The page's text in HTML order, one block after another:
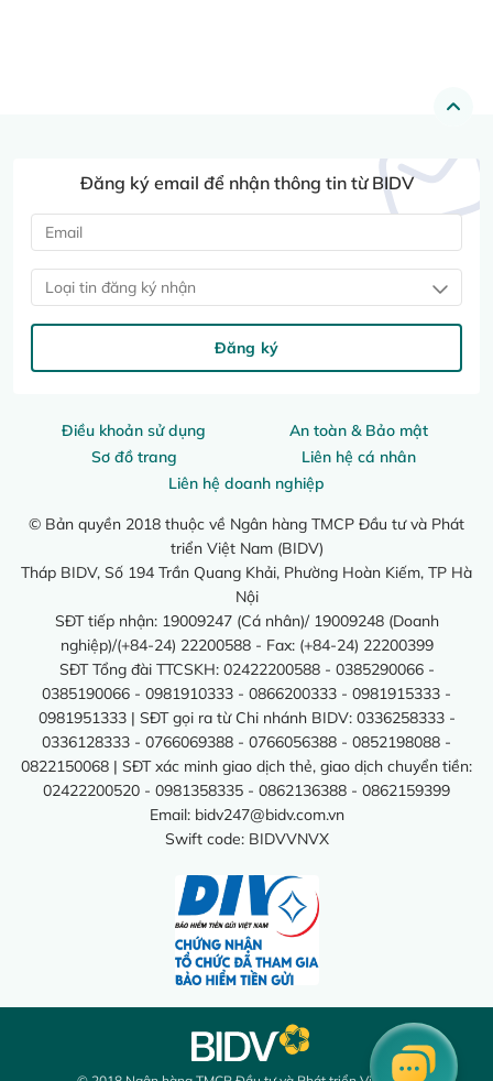
Điều khoản sử dụng
An toàn & Bảo mật
Sơ đồ trang
Liên hệ cá nhân
Liên hệ doanh nghiệp
© Bản quyền 2018 thuộc về Ngân hàng TMCP Đầu tư và Phát
triển Việt Nam (BIDV)
Tháp BIDV, Số 194 Trần Quang Khải, Phường Hoàn Kiếm, TP Hà
Nội
SĐT tiếp nhận: 19009247 (Cá nhân)/ 19009248 (Doanh
nghiệp)/(+84-24) 22200588 - Fax: (+84-24) 22200399
SĐT Tổng đài TTCSKH: 02422200588 - 0385290066 -
0385190066 - 0981910333 - 0866200333 - 0981915333 -
0981951333 | SĐT gọi ra từ Chi nhánh BIDV: 0336258333 -
0336128333 - 0766069388 - 0766056388 - 0852198088 -
0822150068 | SĐT xác minh giao dịch thẻ, giao dịch chuyển tiền:
02422200520 - 0981358335 - 0862136388 - 0862159399
Email: bidv247@bidv.com.vn
Swift code: BIDVVNVX
Đăng ký email để nhận thông tin từ BIDV
Loại tin đăng ký nhận
Đăng ký